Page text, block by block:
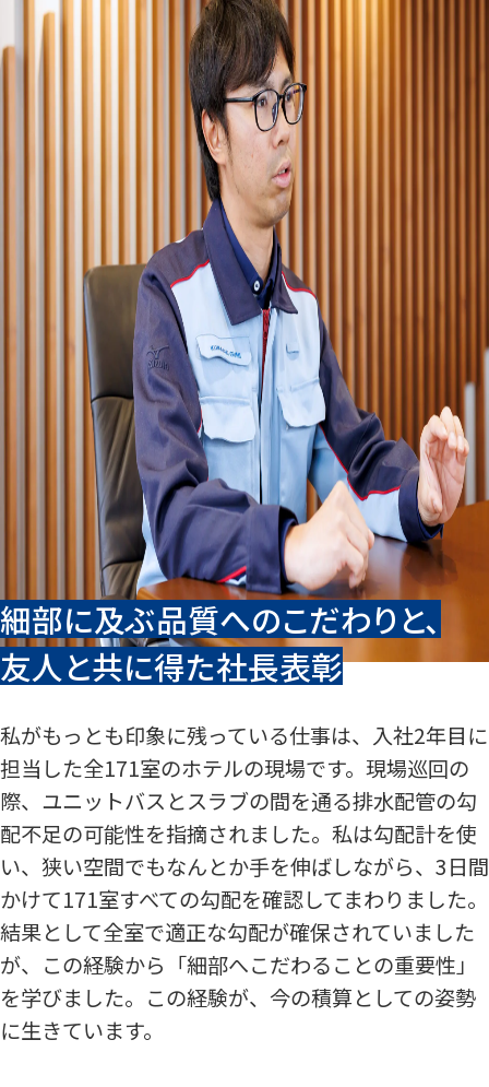
細部に及ぶ品質へのこだわりと、
友人と共に得た社長表彰
私がもっとも印象に残っている仕事は、入社2年目に
担当した全171室のホテルの現場です。現場巡回の
際、ユニットバスとスラブの間を通る排水配管の勾
配不足の可能性を指摘されました。私は勾配計を使
い、狭い空間でもなんとか手を伸ばしながら、3日間
かけて171室すべての勾配を確認してまわりました。
結果として全室で適正な勾配が確保されていました
が、この経験から「細部へこだわることの重要性」
を学びました。この経験が、今の積算としての姿勢
に生きています。